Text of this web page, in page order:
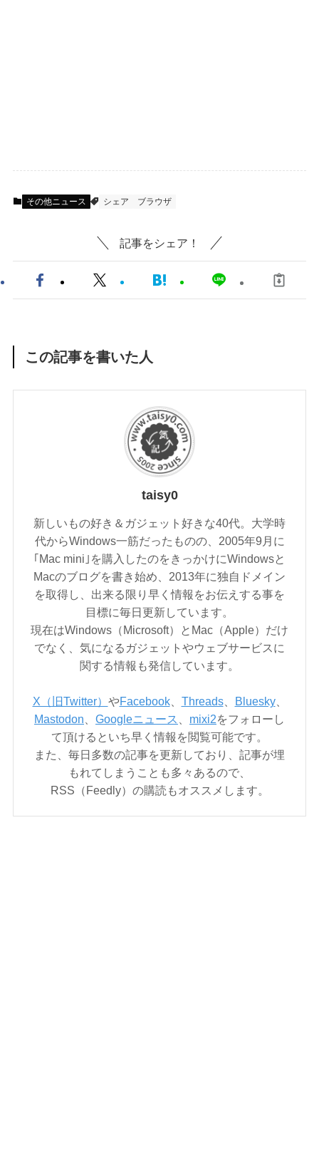
その他ニュース シェア ブラウザ
記事をシェア！
この記事を書いた人
taisy0
新しいもの好き＆ガジェット好きな40代。大学時
代からWindows一筋だったものの、2005年9月に
｢Mac mini｣を購入したのをきっかけにWindowsと
Macのブログを書き始め、2013年に独自ドメイン
を取得し、出来る限り早く情報をお伝えする事を
目標に毎日更新しています。
現在はWindows（Microsoft）とMac（Apple）だけ
でなく、気になるガジェットやウェブサービスに
関する情報も発信しています。
X（旧Twitter） やFacebook、 Threads、 Bluesky、
Mastodon
Googleニュース mixi2をフォローし
て頂けるといち早く情報を閲覧可能です。
また、毎日多数の記事を更新しており、記事が埋
もれてしまうことも多々あるので、
RSS（Feedly）の購読もオススメします。